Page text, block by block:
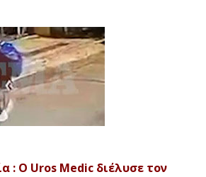
: Ο Uros Medic διέλυσε τον